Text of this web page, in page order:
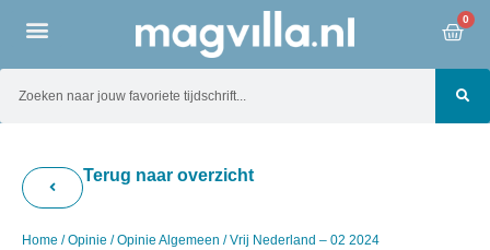
0
Terug naar overzicht
Home /Opinie /Opinie Algemeen / Vrij Nederland – 02 2024